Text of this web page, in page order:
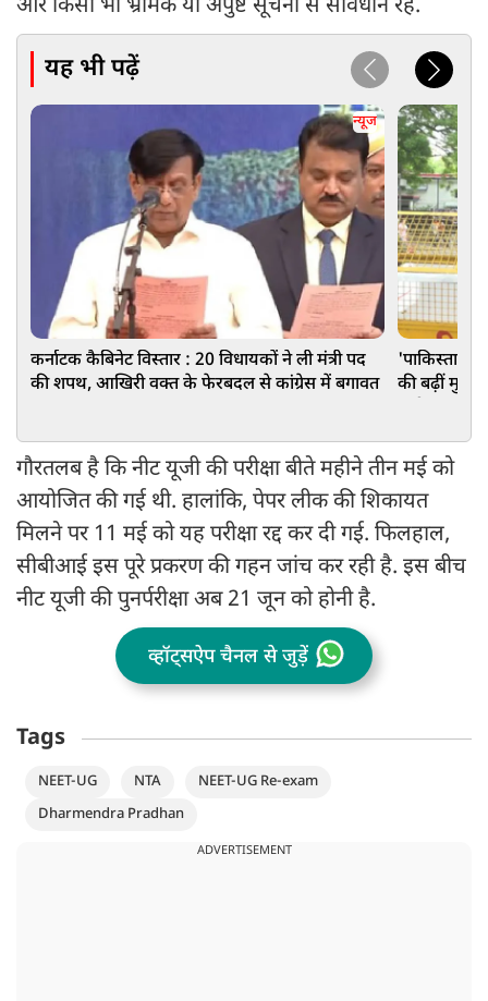
और किसी भी भ्रामक या अपुष्ट सूचना से सावधान रहें.
यह भी पढ़ें
न्यूज
कर्नाटक कैबिनेट विस्तार : 20 विधायकों ने ली मंत्री पद
की शपथ, आखिरी वक्त के फेरबदल से कांग्रेस में बगावत
'पाकिस्तानी
की बढ़ीं
गौरतलब है कि नीट यूजी की परीक्षा बीते महीने तीन मई को
आयोजित की गई थी. हालांकि, पेपर लीक की शिकायत
मिलने पर 11 मई को यह परीक्षा रद्द कर दी गई. फिलहाल,
सीबीआई इस पूरे प्रकरण की गहन जांच कर रही है. इस बीच
नीट यूजी की पुनर्परीक्षा अब 21 जून को होनी है.
व्हॉट्सऐप चैनल से जुड़ें
Tags
NEET-UG NTA
NEET-UG Re-exam
Dharmendra Pradhan
ADVERTISEMENT